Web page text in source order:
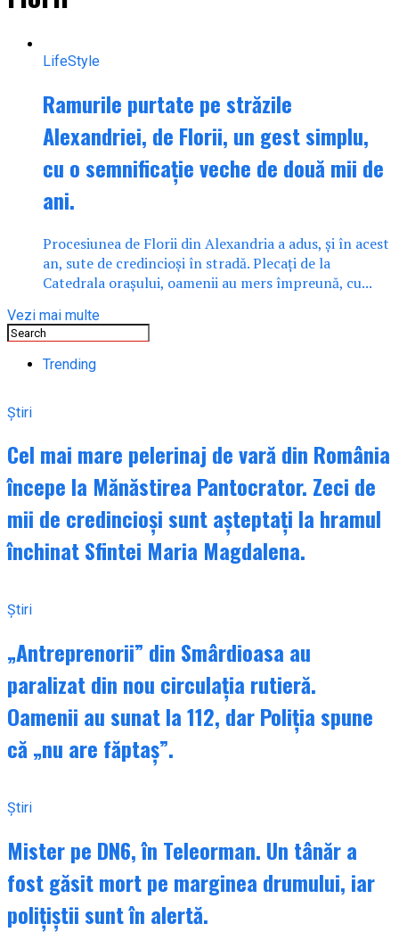
LifeStyle
Ramurile purtate pe străzile
Alexandriei, de Florii, un gest simplu,
cu o semnificație veche de două mii de
ani.
Procesiunea de Florii din Alexandria a adus, și în acest
an, sute de credincioși în stradă. Plecați de la
Catedrala orașului, oamenii au mers împreună, cu...
Vezi mai multe
Trending
Știri
Cel mai mare pelerinaj de vară din România
începe la Mănăstirea Pantocrator. Zeci de
mii de credincioși sunt așteptați la hramul
închinat Sfintei Maria Magdalena.
Știri
„Antreprenorii” din Smârdioasa au
paralizat din nou circulația rutieră.
Oamenii au sunat la 112, dar Poliția spune
că „nu are făptaș”.
Știri
Mister pe DN6, în Teleorman. Un tânăr a
fost găsit mort pe marginea drumului, iar
polițiștii sunt în alertă.